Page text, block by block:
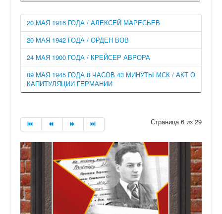
20 МАЯ 1916 ГОДА / АЛЕКСЕЙ МАРЕСЬЕВ
20 МАЯ 1942 ГОДА / ОРДЕН ВОВ
24 МАЯ 1900 ГОДА / КРЕЙСЕР АВРОРА
09 МАЯ 1945 ГОДА 0 ЧАСОВ 43 МИНУТЫ МСК / АКТ О
КАПИТУЛЯЦИИ ГЕРМАНИИ
Страница 6 из 29